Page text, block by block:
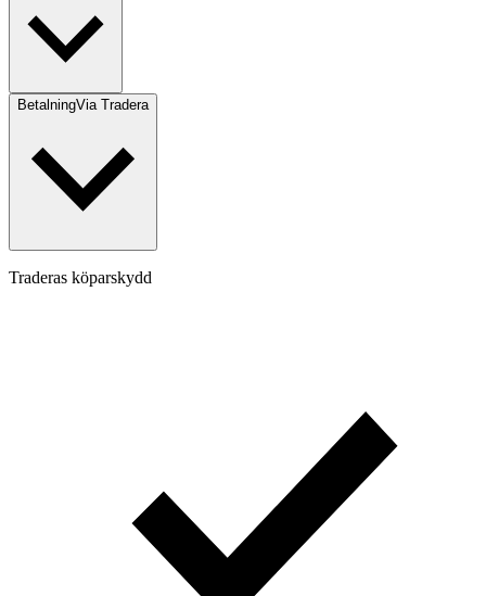
BetalningVia Tradera
Traderas köparskydd